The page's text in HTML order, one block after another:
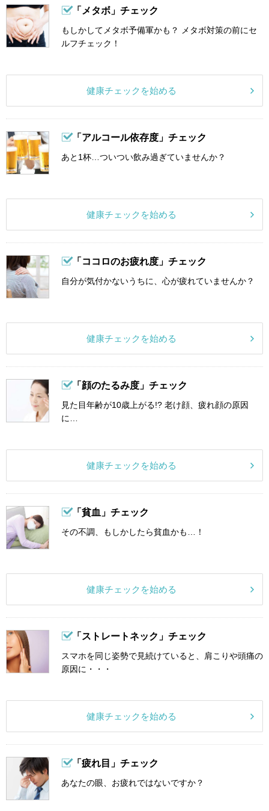
「メタボ」チェック
もしかしてメタボ予備軍かも？ メタボ対策の前にセ
ルフチェック！
健康チェックを始める
「アルコール依存度」チェック
あと1杯…ついつい飲み過ぎていませんか？
健康チェックを始める
「ココロのお疲れ度」チェック
自分が気付かないうちに、心が疲れていませんか？
健康チェックを始める
「顔のたるみ度」チェック
見た目年齢が10歳上がる!? 老け顔、疲れ顔の原因
に…
健康チェックを始める
「貧血」チェック
その不調、もしかしたら貧血かも…！
健康チェックを始める
「ストレートネック」チェック
スマホを同じ姿勢で見続けていると、肩こりや頭痛の
原因に・・・
健康チェックを始める
「疲れ目」チェック
あなたの眼、お疲れではないですか？